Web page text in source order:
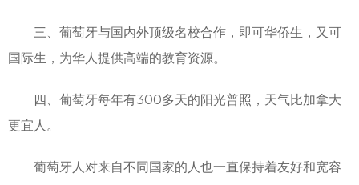
三、葡萄牙与国内外顶级名校合作，即可华侨生，又可
国际生，为华人提供高端的教育资源。
四、葡萄牙每年有300多天的阳光普照，天气比加拿大
更宜人。
葡萄牙人对来自不同国家的人也一直保持着友好和宽容